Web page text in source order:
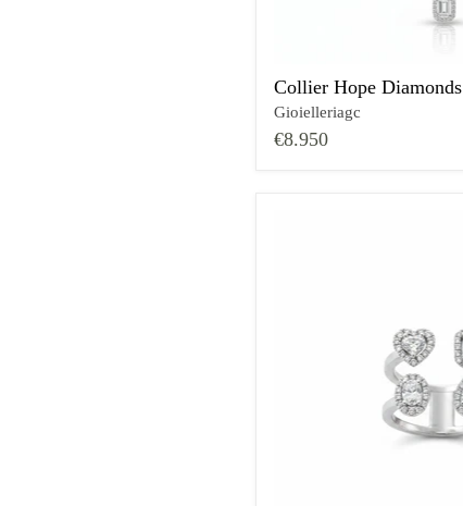
Collier Hope Diamonds
Gioielleriagc
€8.950